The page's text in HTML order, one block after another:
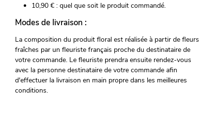
10,90 € : quel que soit le produit commandé.
Modes de livraison :
La composition du produit floral est réalisée à partir de fleurs
fraîches par un fleuriste français proche du destinataire de
votre commande. Le fleuriste prendra ensuite rendez-vous
avec la personne destinataire de votre commande afin
d'effectuer la livraison en main propre dans les meilleures
conditions.